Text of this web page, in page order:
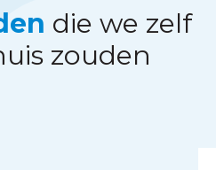
die we zelf
zouden